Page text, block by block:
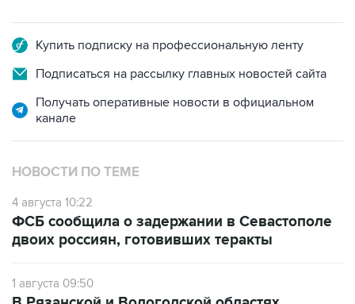
Подписаться на рассылку главных новостей сайта
Получать оперативные новости в официальном
НОВОСТИ ПО ТЕМЕ
4 августа 10:22
двоих россиян, готовивших теракты
1 августа 09:50
задержали двух пособников украинских